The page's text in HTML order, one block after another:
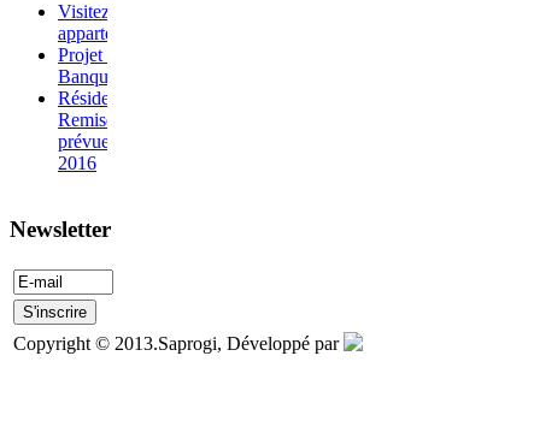
Visitez notre
appartement témoin
Projet préfinancé par:
Banque de l'Habitat
Résidence El Kasbah :
Remise des clés
prévue 2ième semestre
2016
Newsletter
Copyright © 2013.Saprogi, Développé par